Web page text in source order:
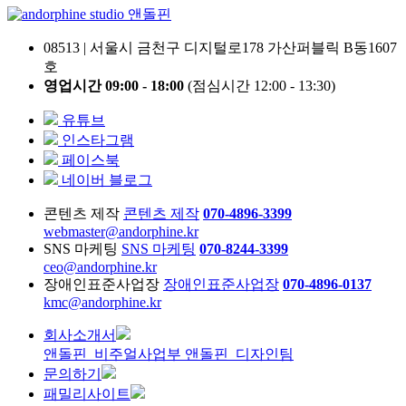
앤돌핀
08513 | 서울시 금천구 디지털로178 가산퍼블릭 B동1607
호
영업시간 09:00 - 18:00 (점심시간 12:00 - 13:30)
유튜브
인스타그램
페이스북
네이버 블로그
콘텐츠 제작 콘텐츠 제작 070-4896-3399
webmaster@andorphine.kr
SNS 마케팅 SNS 마케팅 070-8244-3399
ceo@andorphine.kr
장애인표준사업장 장애인표준사업장 070-4896-0137
kmc@andorphine.kr
회사소개서
앤돌핀_비주얼사업부 앤돌핀_디자인팀
문의하기
패밀리사이트